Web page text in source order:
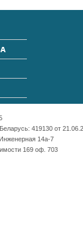
419130 от
14а-7
169 оф. 703